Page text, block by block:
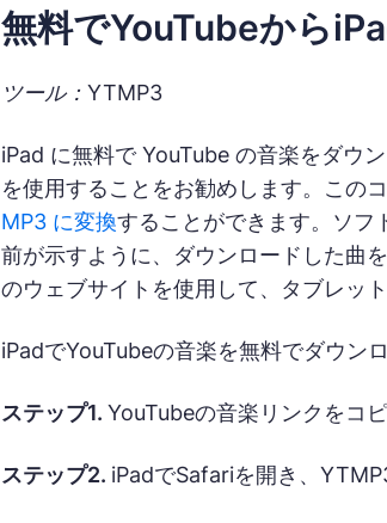
無料でYouTubeから
ツール：YTMP3
iPad に無料で YouTube の音楽をダウ
を使用することをお勧めします。この
MP3 に変換することができます。ソフ
前が示すように、ダウンロードした曲
のウェブサイトを使用して、タブレッ
iPadでYouTubeの音楽を無料でダウン
ステップ1. YouTubeの音楽リンクをコピ
ステップ2. iPadでSafariを開き、